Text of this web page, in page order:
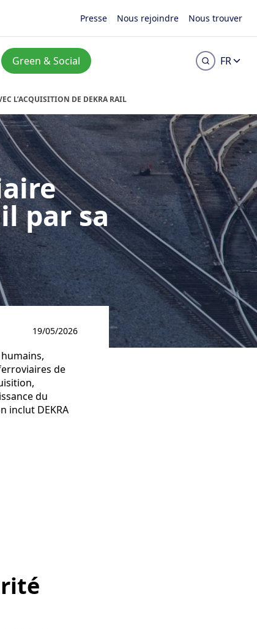
Presse Nous rejoindre Nous trouver
Green & Social FR
L’ACQUISITION DE DEKRA RAIL
par sa
19/05/2026
de
du
inclut DEKRA